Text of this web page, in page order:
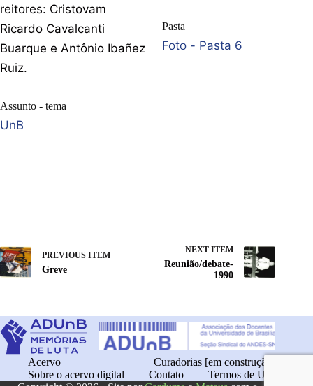
reitores: Cristovam
Ricardo Cavalcanti
Buarque e Antônio Ibañez
Ruiz.
Assunto - tema
UnB
Pasta
Foto - Pasta 6
PREVIOUS ITEM
Greve
NEXT ITEM
Reunião/debate-
1990
Acervo
Curadorias [em construção]
Sobre o acervo digital
Contato
Termos de Uso